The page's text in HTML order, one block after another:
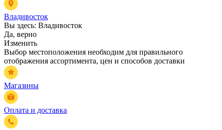
Владивосток
Вы здесь: Владивосток
Да, верно
Изменить
Выбор местоположения необходим для правильного
отображения ассортимента, цен и способов доставки
Магазины
Оплата и доставка